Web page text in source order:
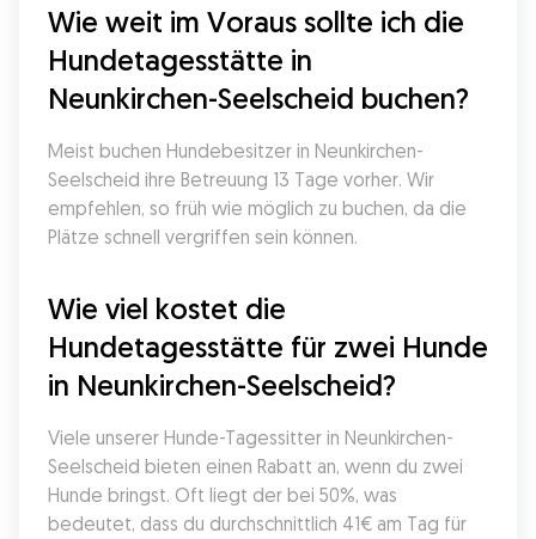
Wie weit im Voraus sollte ich die
Hundetagesstätte in
Neunkirchen-Seelscheid buchen?
Meist buchen Hundebesitzer in Neunkirchen-
Seelscheid ihre Betreuung 13 Tage vorher. Wir
empfehlen, so früh wie möglich zu buchen, da die
Plätze schnell vergriffen sein können.
Wie viel kostet die
Hundetagesstätte für zwei Hunde
in Neunkirchen-Seelscheid?
Viele unserer Hunde-Tagessitter in Neunkirchen-
Seelscheid bieten einen Rabatt an, wenn du zwei
Hunde bringst. Oft liegt der bei 50%, was
bedeutet, dass du durchschnittlich 41€ am Tag für